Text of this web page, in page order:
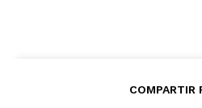
COMPARTIR